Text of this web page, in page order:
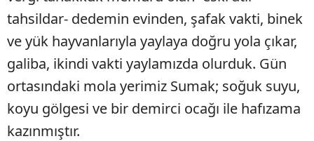
tahsildar- dedemin evinden, şafak vakti, binek
ve yük hayvanlarıyla yaylaya doğru yola çıkar,
galiba, ikindi vakti yaylamızda olurduk. Gün
ortasındaki mola yerimiz Sumak; soğuk suyu,
koyu gölgesi ve bir demirci ocağı ile hafızama
kazınmıştır.